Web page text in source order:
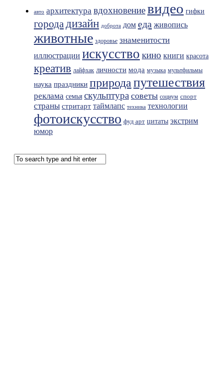
авто архитектура вдохновениевидео гифки
городадизайн доброта дом еда живопись
животные здоровье знаменитости
иллюстрации искусство кино книги красота
креатив лайфхак личности мода музыка мультфильмы
наука праздники природапутешествия
реклама семья скульптура советы социум спорт
страны стритарт таймлапс техника технологии
фотоискусство фуд арт цитаты экстрим
юмор